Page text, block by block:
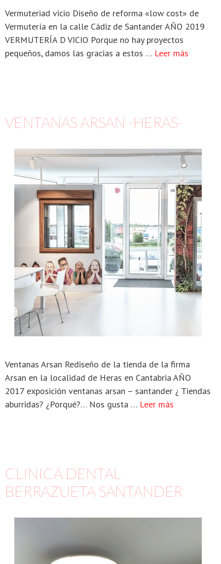
Vermuteriad vicio Diseño de reforma «low cost» de
Vermutería en la calle Cádiz de Santander AÑO 2019
VERMUTERÍA D VICIO Porque no hay proyectos
pequeños, damos las gracias a estos … Leer más
VENTANAS ARSAN -HERAS-
Ventanas Arsan Rediseño de la tienda de la firma
Arsan en la localidad de Heras en Cantabria AÑO
2017 exposición ventanas arsan – santander ¿ Tiendas
aburridas? ¿Porqué?… Nos gusta … Leer más
CLINICA DENTAL
BERRAZUETA SANTANDER